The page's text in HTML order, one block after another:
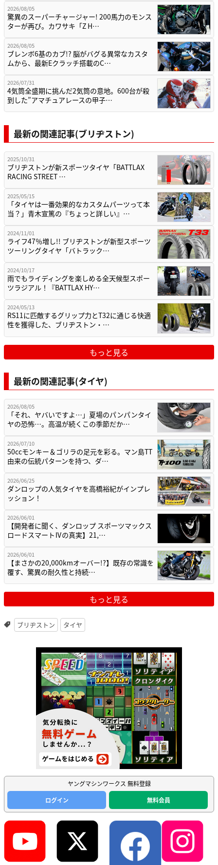
2026/08/05
驚異のスーパーチャージャー! 200馬力のモンス
ターが再び。カワサキ「Z H…
2026/08/05
ブレンボ6基のカブ!? 脳がバグる異常なカスタ
ムから、最新Eクラッチ搭載のC…
2026/07/31
4気筒全盛期に挑んだ2気筒の意地。600台が殺
到した”アマチュアレースの甲子…
最新の関連記事(ブリヂストン)
2025/10/31
ブリヂストンが新スポーツタイヤ「BATTLAX
RACING STREET …
2025/05/15
「タイヤは一番効果的なカスタムパーツって本
当？」青木宣篤の『ちょっと詳しい』…
2024/11/01
ライフ47％増し!! ブリヂストンが新型スポーツ
ツーリングタイヤ「バトラック…
2024/10/17
雨でもライディングを楽しめる全天候型スポー
ツラジアル！『BATTLAX HY…
2024/05/13
RS11に匹敵するグリップ力とT32に通じる快適
性を獲得した、ブリヂストン・…
もっと見る
最新の関連記事(タイヤ)
2026/08/05
「それ、ヤバいですよ…」夏場のパンパンタイ
ヤの恐怖…。高温が続くこの季節だか…
2026/07/10
50ccモンキー＆ゴリラの足元を彩る。マン島TT
由来の伝統パターンを持つ、ダ…
2026/06/25
ダンロップの人気タイヤを高橋裕紀がインプレ
ッション！
2026/06/01
【開発者に聞く、ダンロップ スポーツマックス
ロードスマートⅣの真実】21,…
2026/06/01
【まさかの20,000kmオーバー!?】既存の常識を
覆す、驚異の耐久性と持続…
もっと見る
ブリヂストン タイヤ
ヤングマシンワークス 無料登録
ログイン
無料会員